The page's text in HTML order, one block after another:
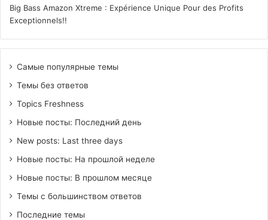
Big Bass Amazon Xtreme : Expérience Unique Pour des Profits
Exceptionnels!!
Самые популярные темы
Темы без ответов
Topics Freshness
Новые посты: Последний день
New posts: Last three days
Новые посты: На прошлой неделе
Новые посты: В прошлом месяце
Темы с большинством ответов
Последние темы